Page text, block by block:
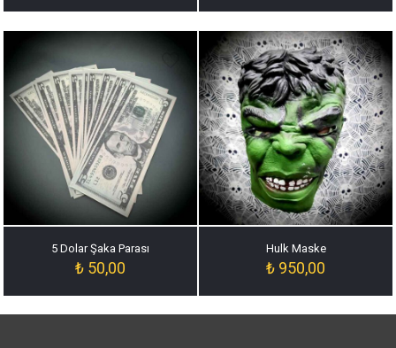
5 Dolar Şaka Parası
₺ 50,00
Hulk Maske
₺ 950,00